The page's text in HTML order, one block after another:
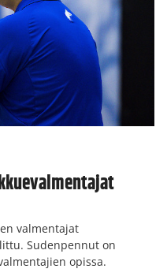
valmentajat
Sudenpennut on
opissa.